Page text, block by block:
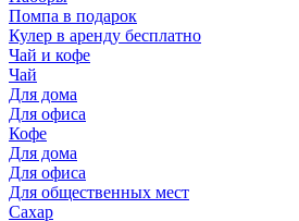
Помпа в подарок
Кулер в аренду бесплатно
Чай и кофе
Чай
Для дома
Для офиса
Кофе
Для дома
Для офиса
Для общественных мест
Сахар